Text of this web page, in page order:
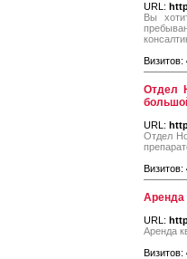
URL:
Вы
Визитов:
Отдел
URL:
Отдел
Визитов:
Аренда
URL:
Аренда
Визитов: